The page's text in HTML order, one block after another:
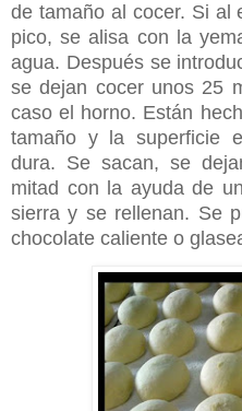
de tamaño al cocer. Si al
pico, se alisa con la
agua. Después se
se dejan cocer unos 25
caso el horno. Están
tamaño y la superficie
dura. Se sacan, se
mitad con la ayuda de
sierra y se rellenan. Se
chocolate caliente o